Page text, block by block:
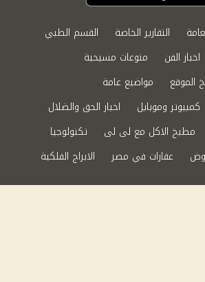
التقارير الخاصة
القسم الطبي
اخبار الفن
منوعات مسيحية
الموقع
مواضيع عامة
كمبيوتر وموبايل
اخبار الحق والضلال
مطبخ الاكل مع لى لى
تكنولوجيا
عقارات في مصر
الابراج الفلكية